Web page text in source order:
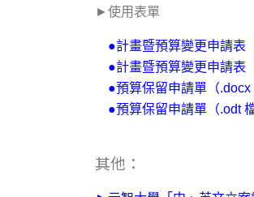
► 使用表單
●計畫暨預算變更申請表
●計畫暨預算變更申請表
●預算保留申請單 （.docx
●預算保留申請單 （.odt
其他：